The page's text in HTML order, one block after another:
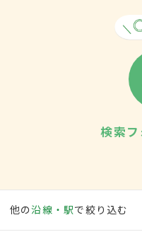
検索
他の沿線・駅で絞り込む